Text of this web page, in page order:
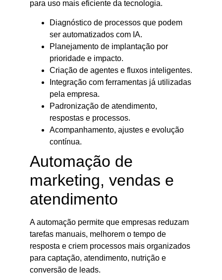
para uso mais eficiente da tecnologia.
Diagnóstico de processos que podem
ser automatizados com IA.
Planejamento de implantação por
prioridade e impacto.
Criação de agentes e fluxos inteligentes.
Integração com ferramentas já utilizadas
pela empresa.
Padronização de atendimento,
respostas e processos.
Acompanhamento, ajustes e evolução
contínua.
Automação de
marketing, vendas e
atendimento
A automação permite que empresas reduzam
tarefas manuais, melhorem o tempo de
resposta e criem processos mais organizados
para captação, atendimento, nutrição e
conversão de leads.